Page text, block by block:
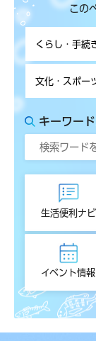
この
くらし・手続
文化・スポー
キーワー
生活便利ナビ
イベント情報